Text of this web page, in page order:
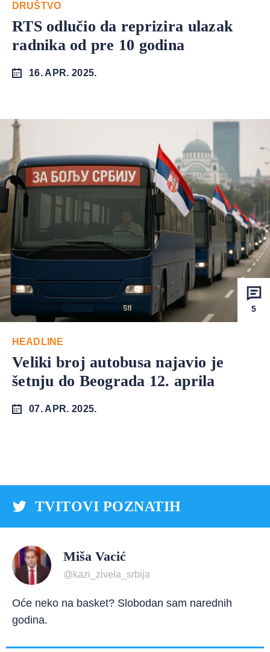
DRUŠTVO
RTS odlučio da reprizira ulazak
radnika od pre 10 godina
16. APR. 2025.
5
HEADLINE
Veliki broj autobusa najavio je
šetnju do Beograda 12. aprila
07. APR. 2025.
TVITOVI POZNATIH
Miša Vacić
@kazi_zivela_srbija
Oće neko na basket? Slobodan sam narednih
godina.